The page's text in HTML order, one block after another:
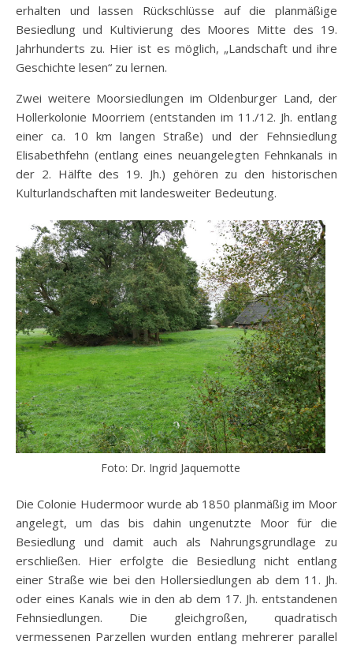
erhalten und lassen Rückschlüsse auf die planmäßige
Besiedlung und Kultivierung des Moores Mitte des 19.
Jahrhunderts zu. Hier ist es möglich, „Landschaft und ihre
Geschichte lesen“ zu lernen.
Zwei weitere Moorsiedlungen im Oldenburger Land, der
Hollerkolonie Moorriem (entstanden im 11./12. Jh. entlang
einer ca. 10 km langen Straße) und der Fehnsiedlung
Elisabethfehn (entlang eines neuangelegten Fehnkanals in
der 2. Hälfte des 19. Jh.) gehören zu den historischen
Kulturlandschaften mit landesweiter Bedeutung.
Foto: Dr. Ingrid Jaquemotte
Die Colonie Hudermoor wurde ab 1850 planmäßig im Moor
angelegt, um das bis dahin ungenutzte Moor für die
Besiedlung und damit auch als Nahrungsgrundlage zu
erschließen. Hier erfolgte die Besiedlung nicht entlang
einer Straße wie bei den Hollersiedlungen ab dem 11. Jh.
oder eines Kanals wie in den ab dem 17. Jh. entstandenen
Fehnsiedlungen. Die gleichgroßen, quadratisch
vermessenen Parzellen wurden entlang mehrerer parallel